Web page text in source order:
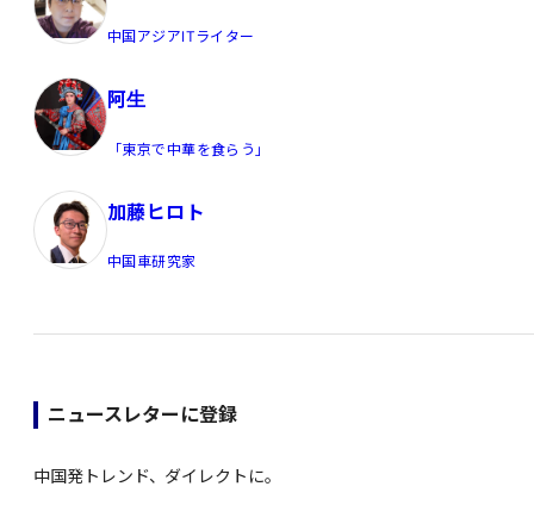
中国アジアITライター
阿生
「東京で中華を食らう」
加藤ヒロト
中国車研究家
ニュースレターに登録
中国発トレンド、ダイレクトに。